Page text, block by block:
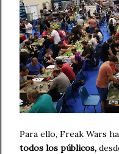
Para ello, Freak Wars
todos los públicos,